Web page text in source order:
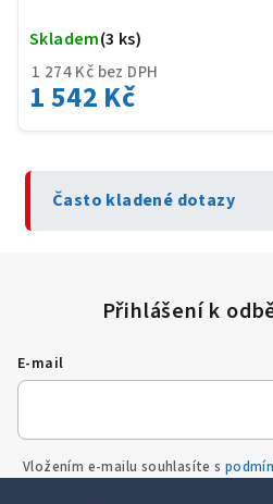
1 274 Kč bez DPH
1 542 Kč
Skladem(3 ks)
Často kladené dotazy
E-mail
Vložením e-mailu souhlasíte s